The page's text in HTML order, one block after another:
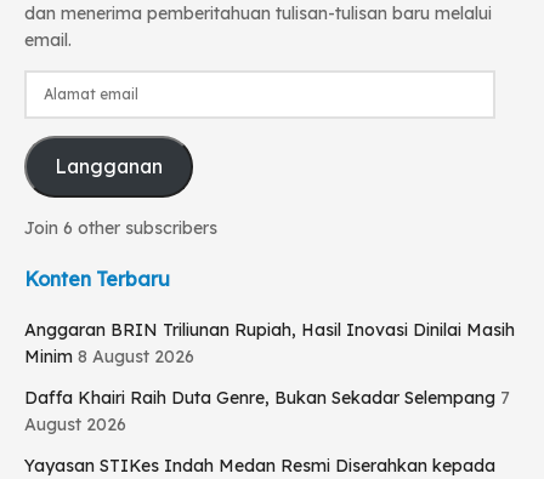
dan menerima pemberitahuan tulisan-tulisan baru melalui
email.
Alamat
Langganan
Join 6 other subscribers
Konten Terbaru
Anggaran BRIN Triliunan Rupiah, Hasil Inovasi Dinilai Masih
Minim 8 August 2026
Daffa Khairi Raih Duta Genre, Bukan Sekadar Selempang 7
August 2026
Yayasan STIKes Indah Medan Resmi Diserahkan kepada